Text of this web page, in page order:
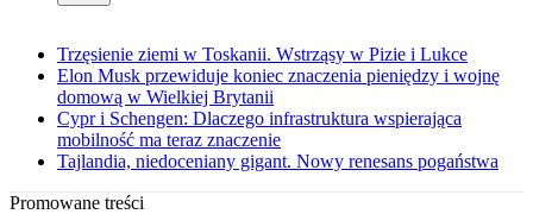
Trzęsienie ziemi w Toskanii. Wstrząsy w Pizie i Lukce
Elon Musk przewiduje koniec znaczenia pieniędzy i wojnę
domową w Wielkiej Brytanii
Cypr i Schengen: Dlaczego infrastruktura wspierająca
mobilność ma teraz znaczenie
Tajlandia, niedoceniany gigant. Nowy renesans pogaństwa
Promowane treści